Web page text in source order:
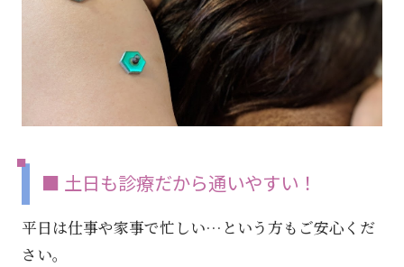
■ 土日も診療だから通いやすい！
平日は仕事や家事で忙しい…という方もご安心くだ
さい。